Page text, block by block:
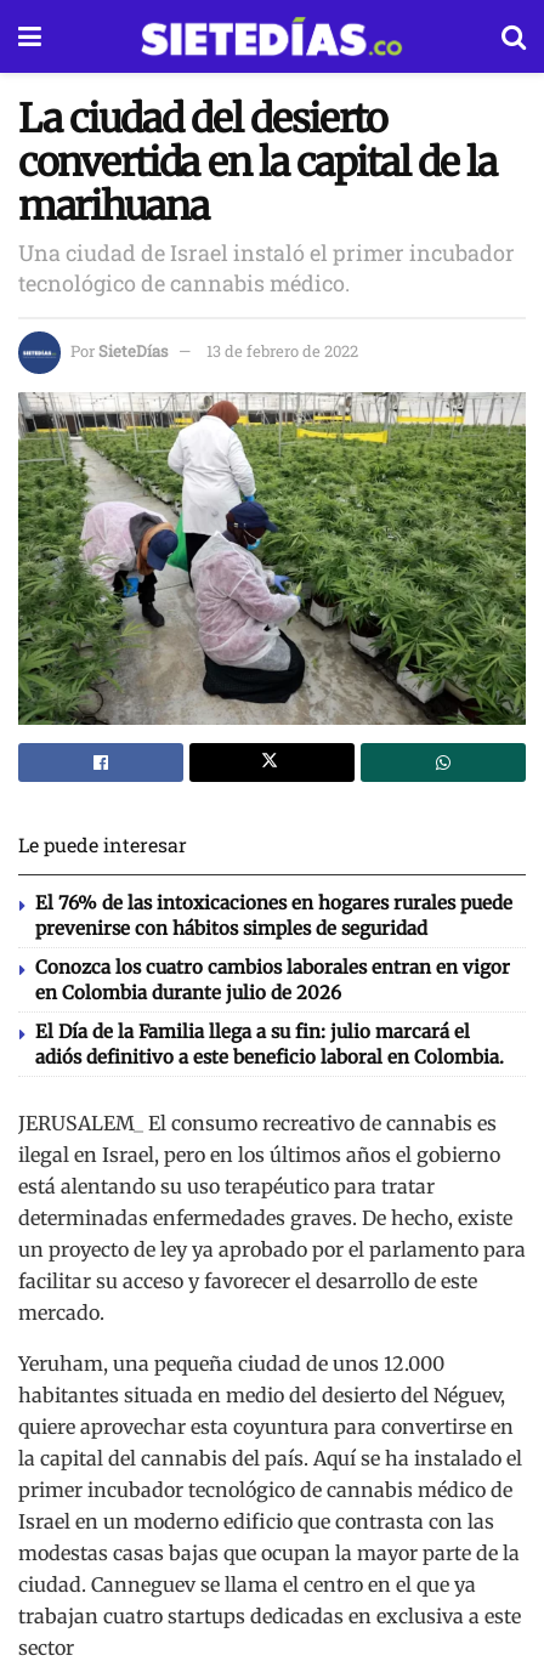
La ciudad del desierto
convertida en la capital de la
marihuana
Una ciudad de Israel instaló el primer incubador
tecnológico de cannabis médico.
PorSieteDías 13 de febrero de 2022
Le puede interesar
El 76% de las intoxicaciones en hogares rurales puede
prevenirse con hábitos simples de seguridad
Conozca los cuatro cambios laborales entran en vigor
en Colombia durante julio de 2026
El Día de la Familia llega a su fin: julio marcará el
adiós definitivo a este beneficio laboral en Colombia.
JERUSALEM_ El consumo recreativo de cannabis es
ilegal en Israel, pero en los últimos años el gobierno
está alentando su uso terapéutico para tratar
determinadas enfermedades graves. De hecho, existe
un proyecto de ley ya aprobado por el parlamento para
facilitar su acceso y favorecer el desarrollo de este
mercado.
Yeruham, una pequeña ciudad de unos 12.000
habitantes situada en medio del desierto del Néguev,
quiere aprovechar esta coyuntura para convertirse en
la capital del cannabis del país. Aquí se ha instalado el
primer incubador tecnológico de cannabis médico de
Israel en un moderno edificio que contrasta con las
modestas casas bajas que ocupan la mayor parte de la
ciudad. Canneguev se llama el centro en el que ya
trabajan cuatro startups dedicadas en exclusiva a este
sector